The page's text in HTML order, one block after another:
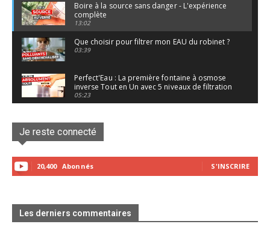
Boire à la source sans danger - L'expérience
complète
13:02
Que choisir pour filtrer mon EAU du robinet ?
03:39
Perfect'Eau : La première fontaine à osmose
inverse Tout en Un avec 5 niveaux de filtration
05:23
pour les utilisateurs ?
04:18
03:02
08:05
La prochaine pandémie et la production
Je reste connecté
20,400 Abonnés S'INSCRIRE
Les derniers commentaires